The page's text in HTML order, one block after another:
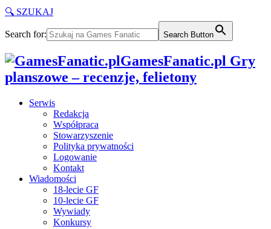
🔍 SZUKAJ
Search for: Search Button
GamesFanatic.pl Gry
planszowe – recenzje, felietony
Serwis
Redakcja
Współpraca
Stowarzyszenie
Polityka prywatności
Logowanie
Kontakt
Wiadomości
18-lecie GF
10-lecie GF
Wywiady
Konkursy